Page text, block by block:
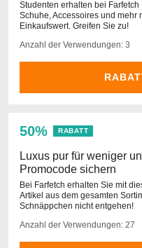
Studenten erhalten bei
Schuhe, Accessoires und mehr
Einkaufswert. Greifen Sie zu!
Anzahl der Verwendungen: 3
50% RABATT
Luxus pur für weniger
Promocode sichern
Bei Farfetch erhalten Sie mit
Artikel aus dem gesamten
Schnäppchen nicht entgehen!
Anzahl der Verwendungen: 27